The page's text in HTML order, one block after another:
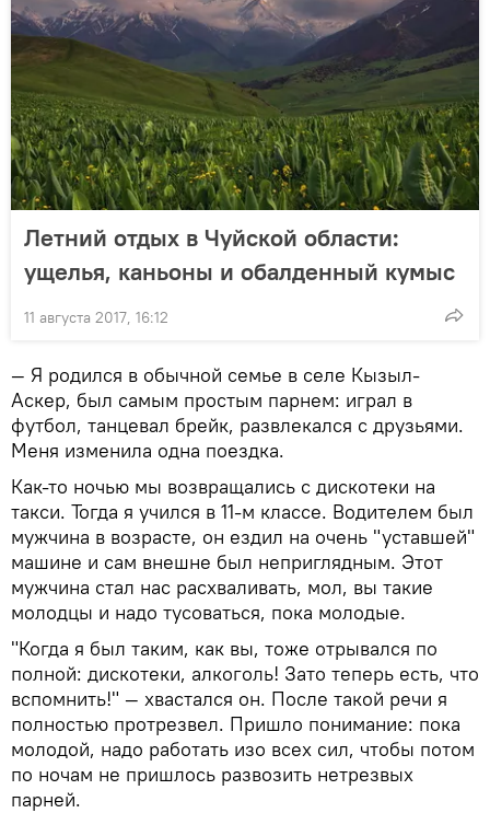
Летний отдых в Чуйской области:
ущелья, каньоны и обалденный кумыс
11 августа 2017, 16:12
— Я родился в обычной семье в селе Кызыл-
Аскер, был самым простым парнем: играл в
футбол, танцевал брейк, развлекался с друзьями.
Меня изменила одна поездка.
Как-то ночью мы возвращались с дискотеки на
такси. Тогда я учился в 11-м классе. Водителем был
мужчина в возрасте, он ездил на очень "уставшей"
машине и сам внешне был неприглядным. Этот
мужчина стал нас расхваливать, мол, вы такие
молодцы и надо тусоваться, пока молодые.
"Когда я был таким, как вы, тоже отрывался по
полной: дискотеки, алкоголь! Зато теперь есть, что
вспомнить!" — хвастался он. После такой речи я
полностью протрезвел. Пришло понимание: пока
молодой, надо работать изо всех сил, чтобы потом
по ночам не пришлось развозить нетрезвых
парней.